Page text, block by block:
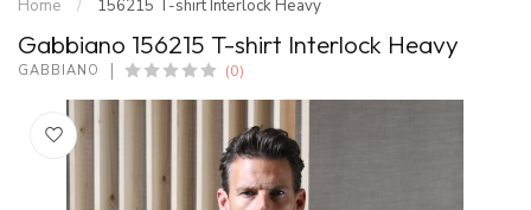
Home / 156215 T-shirt Interlock Heavy
Gabbiano 156215 T-shirt Interlock Heavy
GABBIANO (0)